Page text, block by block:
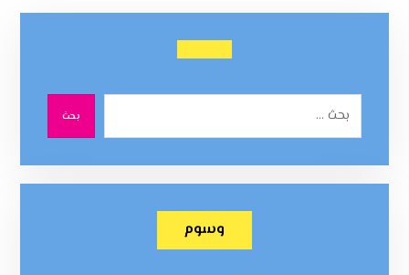
بحث
وسوم